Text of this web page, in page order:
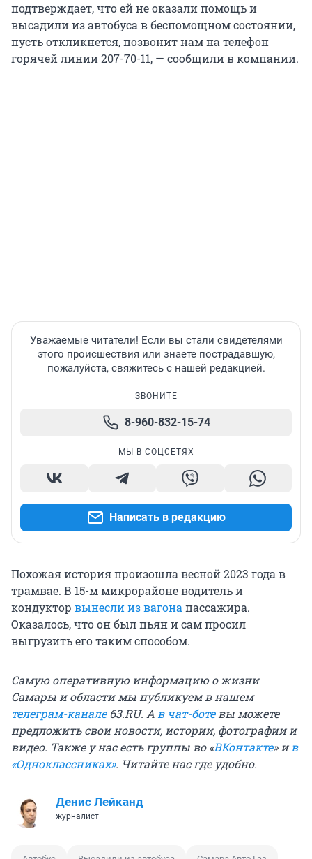
подтверждает, что ей не оказали помощь и
высадили из автобуса в беспомощном состоянии,
пусть откликнется, позвонит нам на телефон
горячей линии 207-70-11, — сообщили в компании.
Уважаемые читатели! Если вы стали свидетелями
этого происшествия или знаете пострадавшую,
пожалуйста, свяжитесь с нашей редакцией.
ЗВОНИТЕ
8-960-832-15-74
МЫ В СОЦСЕТЯХ
Написать в редакцию
Похожая история произошла весной 2023 года в
трамвае. В 15-м микрорайоне водитель и
кондуктор вынесли из вагонапассажира.
Оказалось, что он был пьян и сам просил
выгрузить его таким способом.
Самую оперативную информацию о жизни
Самары и области мы публикуем в нашем
телеграм-канале63.RU. Ав чат-ботевы можете
предложить свои новости, истории, фотографии и
видео. Также у нас есть группы во «ВКонтакте»ив
«Одноклассниках». Читайте нас где удобно.
Денис Лейканд
журналист